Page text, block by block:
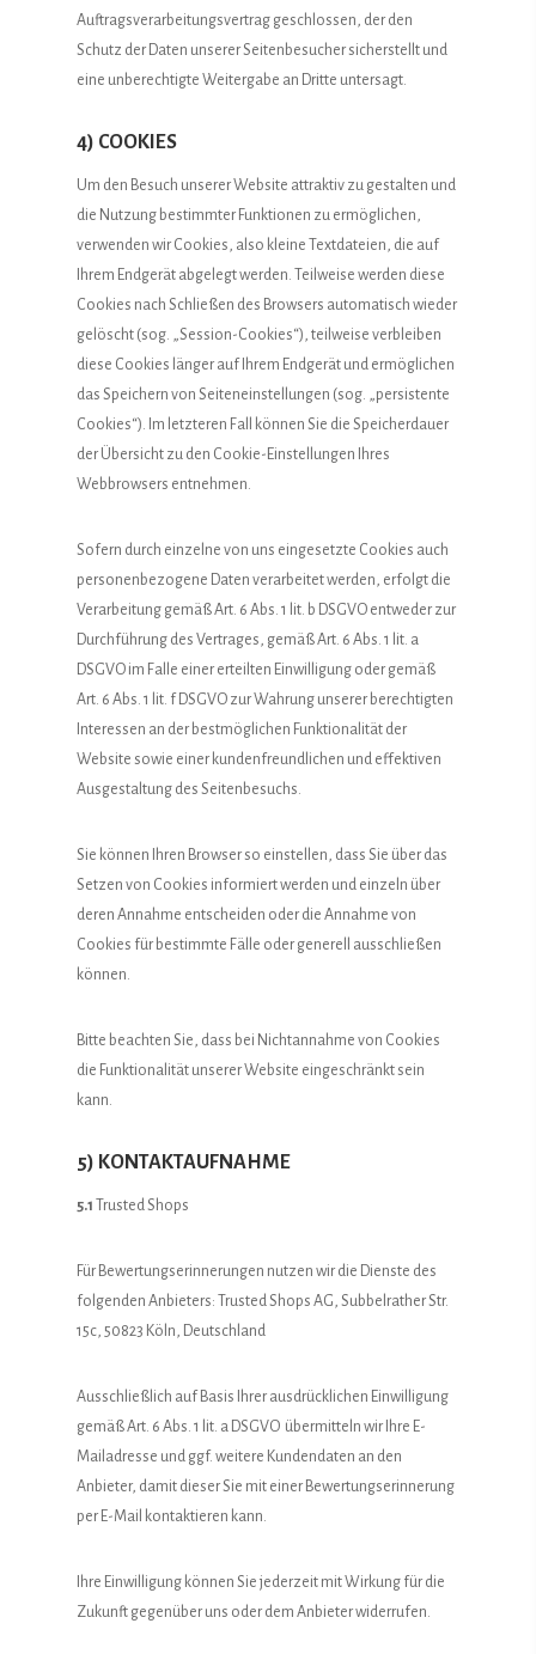
Auftragsverarbeitungsvertrag geschlossen, der den
Schutz der Daten unserer Seitenbesucher sicherstellt und
eine unberechtigte Weitergabe an Dritte untersagt.
4) COOKIES
Um den Besuch unserer Website attraktiv zu gestalten und
die Nutzung bestimmter Funktionen zu ermöglichen,
verwenden wir Cookies, also kleine Textdateien, die auf
Ihrem Endgerät abgelegt werden. Teilweise werden diese
Cookies nach Schließen des Browsers automatisch wieder
gelöscht (sog. „Session-Cookies“), teilweise verbleiben
diese Cookies länger auf Ihrem Endgerät und ermöglichen
das Speichern von Seiteneinstellungen (sog. „persistente
Cookies“). Im letzteren Fall können Sie die Speicherdauer
der Übersicht zu den Cookie-Einstellungen Ihres
Webbrowsers entnehmen.
Sofern durch einzelne von uns eingesetzte Cookies auch
personenbezogene Daten verarbeitet werden, erfolgt die
Verarbeitung gemäß Art. 6 Abs. 1 lit. b DSGVO entweder zur
Durchführung des Vertrages, gemäß Art. 6 Abs. 1 lit. a
DSGVO im Falle einer erteilten Einwilligung oder gemäß
Art. 6 Abs. 1 lit. f DSGVO zur Wahrung unserer berechtigten
Interessen an der bestmöglichen Funktionalität der
Website sowie einer kundenfreundlichen und effektiven
Ausgestaltung des Seitenbesuchs.
Sie können Ihren Browser so einstellen, dass Sie über das
Setzen von Cookies informiert werden und einzeln über
deren Annahme entscheiden oder die Annahme von
Cookies für bestimmte Fälle oder generell ausschließen
können.
Bitte beachten Sie, dass bei Nichtannahme von Cookies
die Funktionalität unserer Website eingeschränkt sein
kann.
5) KONTAKTAUFNAHME
5.1 Trusted Shops
Für Bewertungserinnerungen nutzen wir die Dienste des
folgenden Anbieters: Trusted Shops AG, Subbelrather Str.
15c, 50823 Köln, Deutschland
Ausschließlich auf Basis Ihrer ausdrücklichen Einwilligung
gemäß Art. 6 Abs. 1 lit. a DSGVO übermitteln wir Ihre E-
Mailadresse und ggf. weitere Kundendaten an den
Anbieter, damit dieser Sie mit einer Bewertungserinnerung
per E-Mail kontaktieren kann.
Ihre Einwilligung können Sie jederzeit mit Wirkung für die
Zukunft gegenüber uns oder dem Anbieter widerrufen.